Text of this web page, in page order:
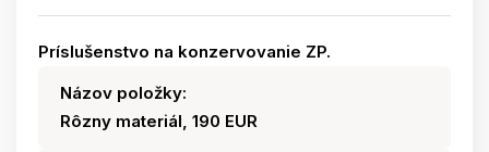
Príslušenstvo na konzervovanie ZP.
Názov položky:
Rôzny materiál, 190 EUR